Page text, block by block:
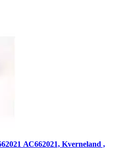
АС662021, Kverneland ,